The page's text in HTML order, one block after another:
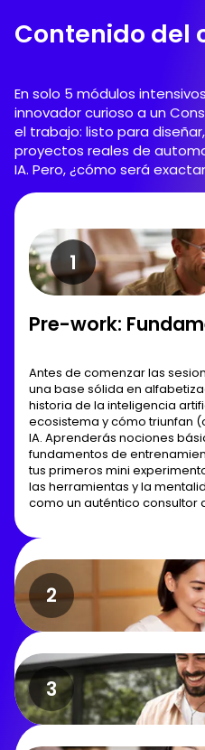
Contenido del
En solo 5 módulos
innovador curioso a un
el trabajo: listo para
proyectos reales de
IA. Pero, ¿cómo será
Pre-work:
Antes de comenzar las
una base sólida en
historia de la inteligencia
ecosistema y cómo triunfan
IA. Aprenderás nociones
fundamentos de
tus primeros mini
las herramientas y la
como un auténtico consultor